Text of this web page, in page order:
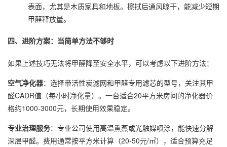
表面，尤其是木质家具和地板。擦拭后通风晾干，能减少短期
甲醛释放量。
四、进阶方案：当简单方法不够时
如果上述技巧无法将甲醛降至安全水平，可以考虑以下进阶方法：
空气净化器：选择带活性炭滤网和甲醛专用滤芯的型号，关注其甲
醛CADR值（每小时净化量）。一台适合20平方米房间的净化器价
格约1000-3000元，长期使用效果稳定。
专业治理服务：专业公司使用高温熏蒸或光触媒喷涂，能快速分解
深层甲醛。费用通常按平方米计算（20-50元/㎡），适合预算充足